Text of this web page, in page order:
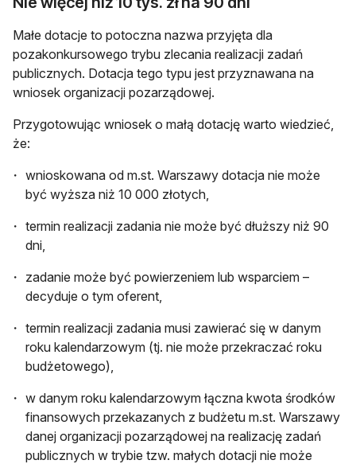
Małe dotacje to potoczna nazwa przyjęta dla
pozakonkursowego trybu zlecania realizacji zadań
publicznych. Dotacja tego typu jest przyznawana na
wniosek organizacji pozarządowej.
Przygotowując wniosek o małą dotację warto wiedzieć,
że:
wnioskowana od m.st. Warszawy dotacja nie może
być wyższa niż 10 000 złotych,
termin realizacji zadania nie może być dłuższy niż 90
dni,
zadanie może być powierzeniem lub wsparciem –
decyduje o tym oferent,
termin realizacji zadania musi zawierać się w danym
roku kalendarzowym (tj. nie może przekraczać roku
budżetowego),
w danym roku kalendarzowym łączna kwota środków
finansowych przekazanych z budżetu m.st. Warszawy
danej organizacji pozarządowej na realizację zadań
publicznych w trybie tzw. małych dotacji nie może